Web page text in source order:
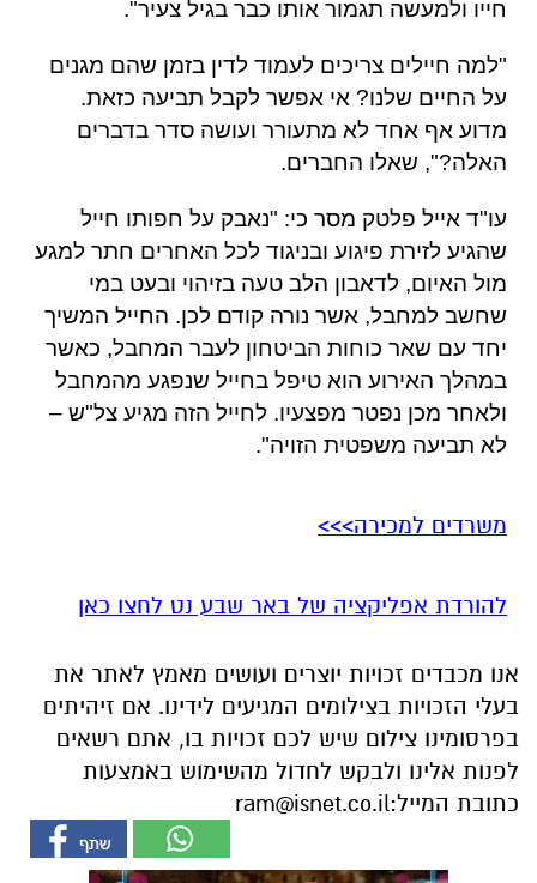
חייו ולמעשה תגמור אותו כבר בגיל צעיר".
"למה חיילים צריכים לעמוד לדין בזמן שהם מגנים
על החיים שלנו? אי אפשר לקבל תביעה כזאת.
מדוע אף אחד לא מתעורר ועושה סדר בדברים
האלה?", שאלו החברים.
עו"ד אייל פלטק מסר כי: "נאבק על חפותו חייל
שהגיע לזירת פיגוע ובניגוד לכל האחרים חתר למגע
מול האיום, לדאבון הלב טעה בזיהוי ובעט במי
שחשב למחבל, אשר נורה קודם לכן. החייל המשיך
יחד עם שאר כוחות הביטחון לעבר המחבל, כאשר
במהלך האירוע הוא טיפל בחייל שנפגע מהמחבל
ולאחר מכן נפטר מפצעיו. לחייל הזה מגיע צל"ש –
לא תביעה משפטית הזויה".
משרדים למכירה>>>
להורדת אפליקציה של באר שבע נט לחצו כאן
אנו מכבדים זכויות יוצרים ועושים מאמץ לאתר את
בעלי הזכויות בצילומים המגיעים לידינו. אם זיהיתים
בפרסומינו צילום שיש לכם זכויות בו, אתם רשאים
לפנות אלינו ולבקש לחדול מהשימוש באמצעות
כתובת המייל:ram@isnet.co.il